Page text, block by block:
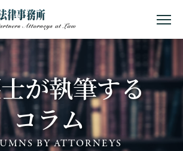
MENU
が執筆する
コラム
BY ATTORNEYS